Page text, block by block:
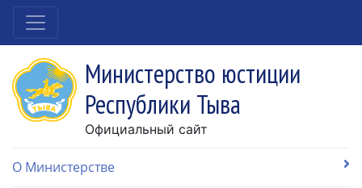
Министерство юстиции
Республики Тыва
Официальный сайт
О Министерстве